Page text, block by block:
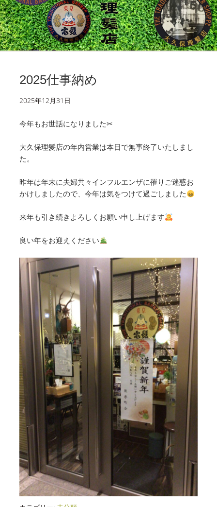
2025仕事納め
2025年12月31日
今年もお世話になりました✂︎
大久保理髪店の年内営業は本日で無事終了いたしまし
た。
昨年は年末に夫婦共々インフルエンザに罹りご迷惑お
かけしましたので、今年は気をつけて過ごしました
来年も引き続きよろしくお願い申し上げます
良い年をお迎えください